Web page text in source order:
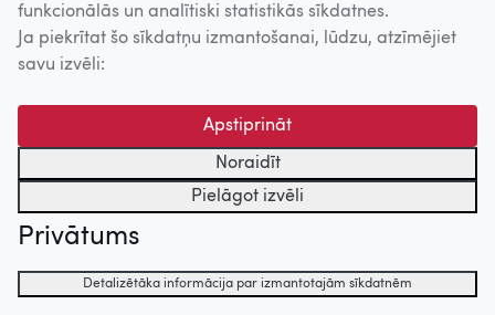
funkcionālās un analītiski statistikās sīkdatnes.
Ja piekrītat šo sīkdatņu izmantošanai, lūdzu, atzīmējiet
savu izvēli:
Apstiprināt
Noraidīt
Pielāgot izvēli
Privātums
Detalizētāka informācija par izmantotajām sīkdatnēm